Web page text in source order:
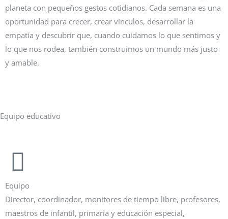
planeta con pequeños gestos cotidianos. Cada semana es una
oportunidad para crecer, crear vínculos, desarrollar la
empatía y descubrir que, cuando cuidamos lo que sentimos y
lo que nos rodea, también construimos un mundo más justo
y amable.
Equipo educativo
Equipo
Director, coordinador, monitores de tiempo libre, profesores,
maestros de infantil, primaria y educación especial,